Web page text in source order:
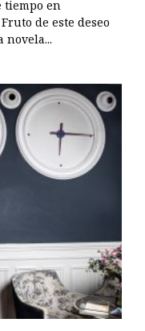
tiempo en
de este deseo
novela...